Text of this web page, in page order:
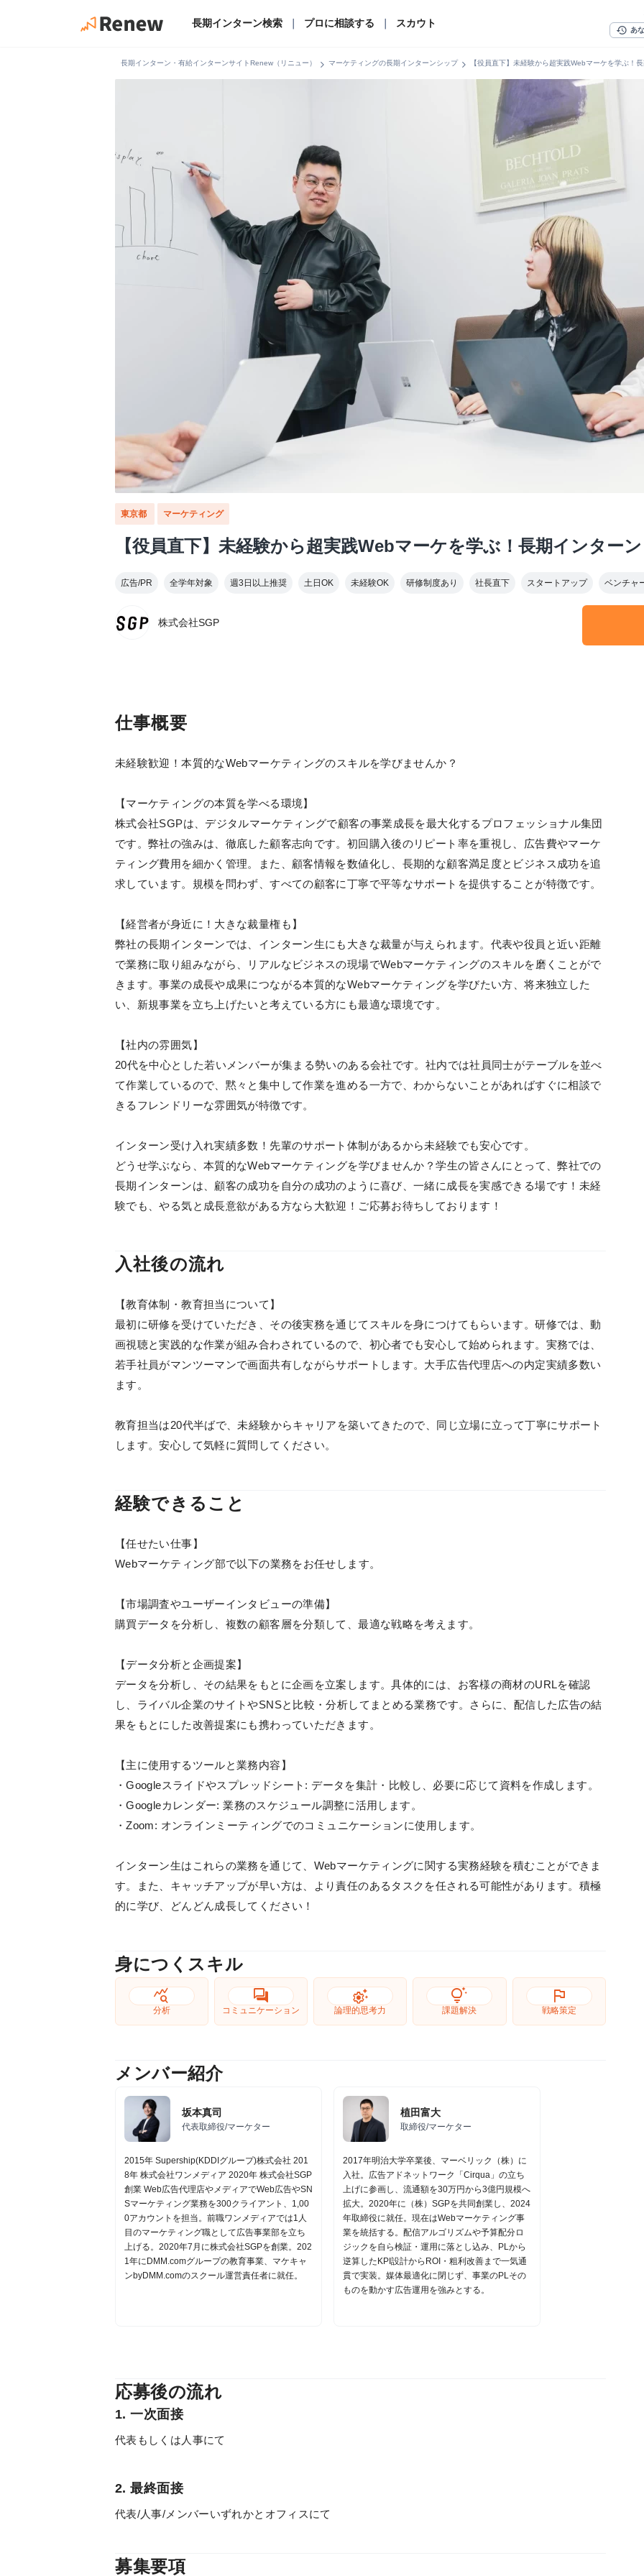
長期インターン検索 プロに相談する スカウト
history あ
長期インターン・有給インターンサイトRenew（リニュー） chevron_right マーケティングの長期インターンシップchevron_right 【役員直下】未経験から超実践Webマーケを学ぶ！
東京都 マーケティング
【役員直下】未経験から超実践Webマーケを学ぶ！長期インターン
広告/PR 全学年対象 週3日以上推奨 土日OK 未経験OK 研修制度あり 社長直下 スタートアップ ベンチャ
株式会社SGP
仕事概要
未経験歓迎！本質的なWebマーケティングのスキルを学びませんか？
【マーケティングの本質を学べる環境】
株式会社SGPは、デジタルマーケティングで顧客の事業成長を最大化するプロフェッショナル集団
です。弊社の強みは、徹底した顧客志向です。初回購入後のリピート率を重視し、広告費やマーケ
ティング費用を細かく管理。また、顧客情報を数値化し、長期的な顧客満足度とビジネス成功を追
求しています。規模を問わず、すべての顧客に丁寧で平等なサポートを提供することが特徴です。
【経営者が身近に！大きな裁量権も】
弊社の長期インターンでは、インターン生にも大きな裁量が与えられます。代表や役員と近い距離
で業務に取り組みながら、リアルなビジネスの現場でWebマーケティングのスキルを磨くことがで
きます。事業の成長や成果につながる本質的なWebマーケティングを学びたい方、将来独立した
い、新規事業を立ち上げたいと考えている方にも最適な環境です。
【社内の雰囲気】
20代を中心とした若いメンバーが集まる勢いのある会社です。社内では社員同士がテーブルを並べ
て作業しているので、黙々と集中して作業を進める一方で、わからないことがあればすぐに相談で
きるフレンドリーな雰囲気が特徴です。
インターン受け入れ実績多数！先輩のサポート体制があるから未経験でも安心です。
どうせ学ぶなら、本質的なWebマーケティングを学びませんか？学生の皆さんにとって、弊社での
長期インターンは、顧客の成功を自分の成功のように喜び、一緒に成長を実感できる場です！未経
験でも、やる気と成長意欲がある方なら大歓迎！ご応募お待ちしております！
入社後の流れ
【教育体制・教育担当について】
最初に研修を受けていただき、その後実務を通じてスキルを身につけてもらいます。研修では、動
画視聴と実践的な作業が組み合わされているので、初心者でも安心して始められます。実務では、
若手社員がマンツーマンで画面共有しながらサポートします。大手広告代理店への内定実績多数い
ます。
教育担当は20代半ばで、未経験からキャリアを築いてきたので、同じ立場に立って丁寧にサポート
します。安心して気軽に質問してください。
経験できること
【任せたい仕事】
Webマーケティング部で以下の業務をお任せします。
【市場調査やユーザーインタビューの準備】
購買データを分析し、複数の顧客層を分類して、最適な戦略を考えます。
【データ分析と企画提案】
データを分析し、その結果をもとに企画を立案します。具体的には、お客様の商材のURLを確認
し、ライバル企業のサイトやSNSと比較・分析してまとめる業務です。さらに、配信した広告の結
果をもとにした改善提案にも携わっていただきます。
【主に使用するツールと業務内容】
・Googleスライドやスプレッドシート: データを集計・比較し、必要に応じて資料を作成します。
・Googleカレンダー: 業務のスケジュール調整に活用します。
・Zoom: オンラインミーティングでのコミュニケーションに使用します。
インターン生はこれらの業務を通じて、Webマーケティングに関する実務経験を積むことができま
す。また、キャッチアップが早い方は、より責任のあるタスクを任される可能性があります。積極
的に学び、どんどん成長してください！
身につくスキル
query_stats
分析
forum
コミュニケーション
settings_suggest
論理的思考力
tips_and_updates
課題解決
flag
戦略策定
メンバー紹介
坂本真司
代表取締役/マーケター
2015年 Supership(KDDIグループ)株式会社 201
8年 株式会社ワンメディア 2020年 株式会社SGP
創業 Web広告代理店やメディアでWeb広告やSN
Sマーケティング業務を300クライアント、1,00
0アカウントを担当。前職ワンメディアでは1人
目のマーケティング職として広告事業部を立ち
上げる。2020年7月に株式会社SGPを創業。202
1年にDMM.comグループの教育事業、マケキャ
ンbyDMM.comのスクール運営責任者に就任。
植田富大
取締役/マーケター
2017年明治大学卒業後、マーベリック（株）に
入社。広告アドネットワーク「Cirqua」の立ち
上げに参画し、流通額を30万円から3億円規模へ
拡大。2020年に（株）SGPを共同創業し、2024
年取締役に就任。現在はWebマーケティング事
業を統括する。配信アルゴリズムや予算配分ロ
ジックを自ら検証・運用に落とし込み、PLから
逆算したKPI設計からROI・粗利改善まで一気通
貫で実装。媒体最適化に閉じず、事業のPLその
ものを動かす広告運用を強みとする。
応募後の流れ
1. 一次面接
代表もしくは人事にて
2. 最終面接
代表/人事/メンバーいずれかとオフィスにて
募集要項